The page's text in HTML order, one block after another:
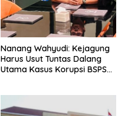
Nanang Wahyudi: Kejagung
Harus Usut Tuntas Dalang
Utama Kasus Korupsi BSPS